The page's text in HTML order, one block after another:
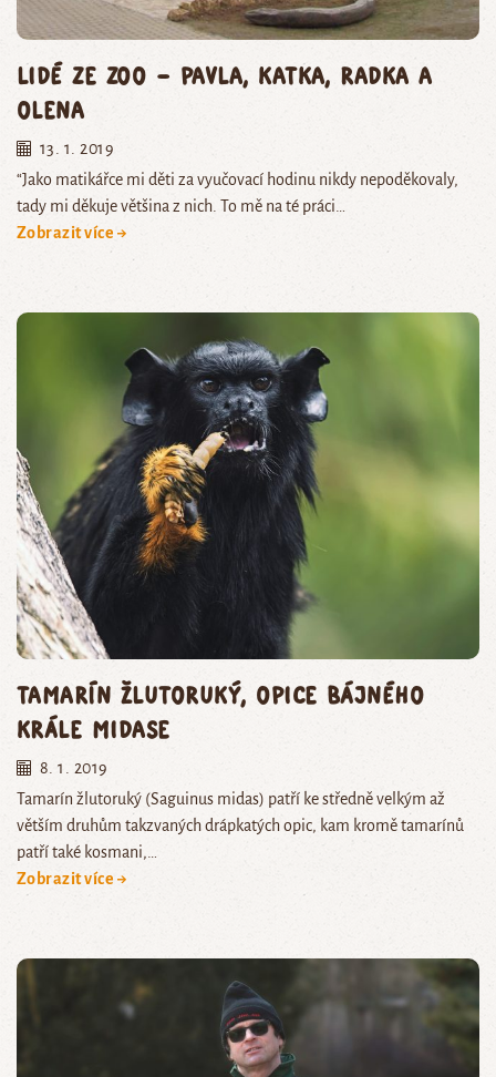
Lidé ze zoo – Pavla, Katka, Radka a
Olena
13. 1. 2019
“Jako matikářce mi děti za vyučovací hodinu nikdy nepoděkovaly,
tady mi děkuje většina z nich. To mě na té práci…
Zobrazit více →
Tamarín žlutoruký, opice bájného
krále Midase
8. 1. 2019
Tamarín žlutoruký (Saguinus midas) patří ke středně velkým až
větším druhům takzvaných drápkatých opic, kam kromě tamarínů
patří také kosmani,…
Zobrazit více →